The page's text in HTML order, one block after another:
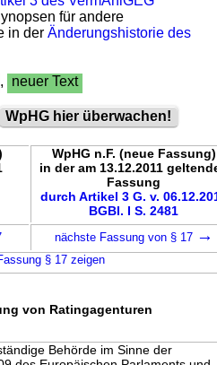
für andere
in derÄnderungshistorie des
, neuer Text
WpHG hier überwachen!
WpHG n.F. (neue Fassung)
in der am 13.12.2011
Fassung
durch Artikel 3 G. v.
BGBl. I S. 2481
nächste Fassung von § 17 →
§ 17 zeigen
von Ratingagenturen
Behörde im Sinne der